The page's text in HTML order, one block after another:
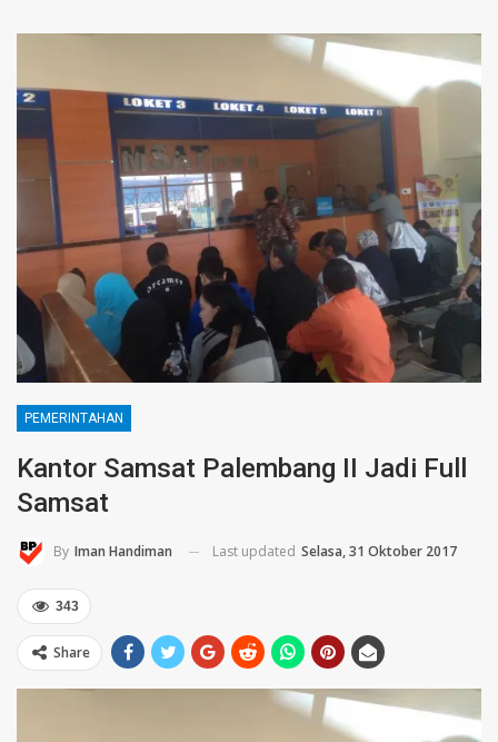
PEMERINTAHAN
Kantor Samsat Palembang II Jadi Full
Samsat
By Iman Handiman Last updated Selasa, 31 Oktober 2017
343
Share